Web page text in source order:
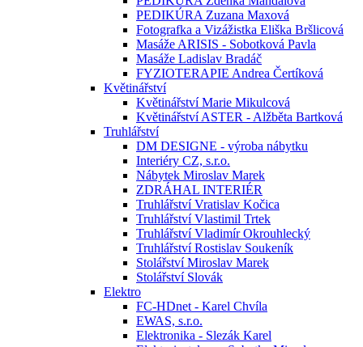
PEDIKÚRA Zuzana Maxová
Fotografka a Vizážistka Eliška Bršlicová
Masáže ARISIS - Sobotková Pavla
Masáže Ladislav Bradáč
FYZIOTERAPIE Andrea Čertíková
Květinářství
Květinářství Marie Mikulcová
Květinářství ASTER - Alžběta Bartková
Truhlářství
DM DESIGNE - výroba nábytku
Interiéry CZ, s.r.o.
Nábytek Miroslav Marek
ZDRÁHAL INTERIÉR
Truhlářství Vratislav Kočica
Truhlářství Vlastimil Trtek
Truhlářství Vladimír Okrouhlecký
Truhlářství Rostislav Soukeník
Stolářství Miroslav Marek
Stolářství Slovák
Elektro
FC-HDnet - Karel Chvíla
EWAS, s.r.o.
Elektronika - Slezák Karel